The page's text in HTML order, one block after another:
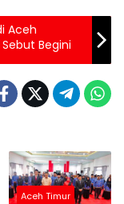
Aceh
Begini
Aceh Timur